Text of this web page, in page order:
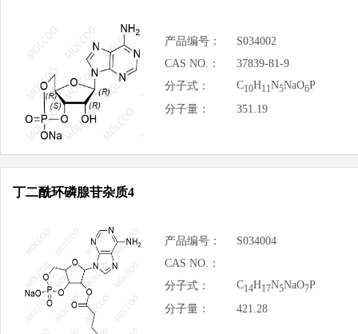
产品编号：
S034002
CAS NO.：
37839-81-9
分子式：
C10H11N5NaO6P
分子量：
351.19
丁二酰环磷腺苷杂质4
产品编号：
S034004
CAS NO.：
分子式：
C14H17N5NaO7P
分子量：
421.28